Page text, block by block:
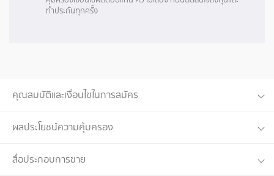
ทำประกันทุกครั้ง
คุณสมบัติและเงื่อนไขในการสมัคร
ผลประโยชน์ความคุ้มครอง
สื่อประกอบการขาย